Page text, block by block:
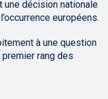
une décision nationale
européens.
à une question
rang des